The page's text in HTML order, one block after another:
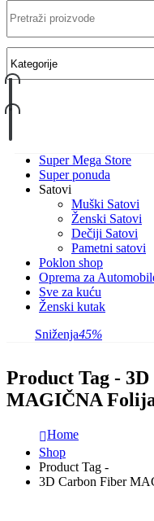
Super Mega Store
Super ponuda
Satovi
Muški Satovi
Ženski Satovi
Dečiji Satovi
Pametni satovi
Poklon shop
Oprema za
Sve za kuću
Ženski kutak
Sniženja45%
Product Tag -
MAGIČNA
Home
Shop
Product Tag -
3D Carbon Fiber